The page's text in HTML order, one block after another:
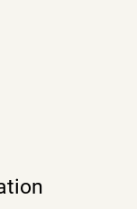
(Digitalisierung